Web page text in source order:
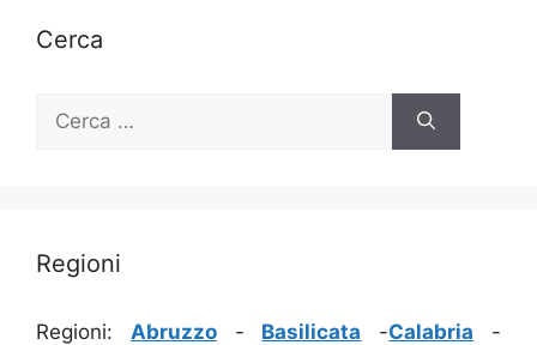
Cerca
per:
Regioni
Regioni: Abruzzo- Basilicata -Calabria -